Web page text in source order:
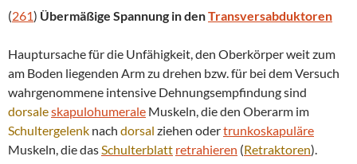
(261) Übermäßige Spannung in denTransversabduktoren
Hauptursache für die Unfähigkeit, den Oberkörper weit zum
am Boden liegenden Arm zu drehen bzw. für bei dem Versuch
wahrgenommene intensive Dehnungsempfindung sind
dorsaleskapulohumerale Muskeln, die den Oberarm im
Schultergelenk nach dorsal ziehen odertrunkoskapuläre
Muskeln, die dasSchulterblatt retrahieren (Retraktoren).